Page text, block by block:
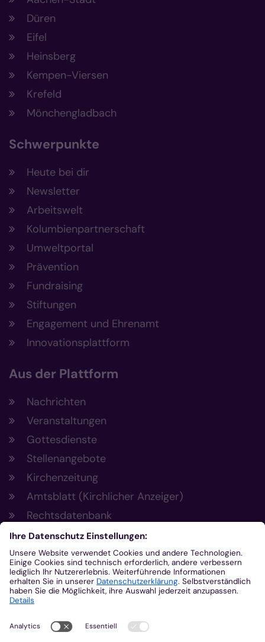
Düren
Eifel
Heinsberg
Kempen-Viersen
Krefeld
Mönchengladbach
Schwerpunkte
Heute bei dir
Newsletter
Arbeitswelt
Kolumbienpartnerschaft
Umweltportal
Prävention
Fundraising
Stiftungen
Engagement und Ehrenamt
Innovationsplattform
Aus der Plattform
Nachrichten
Veranstaltungen
Gottesdienste
Stellenangebote
Kirchenzeitung
Amtsblatt (Kirchlicher Anzeiger)
Rechtsdatenbank
Meldestelle gemäß Hinweisgeberschutzgesetz
Kontakt